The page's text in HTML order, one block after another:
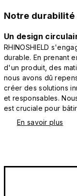
Notre durabilité
Un design
RHINOSHIELD
durable. En prenant
d'un produit, des
nous avons dû
créer des solutions
et responsables.
est cruciale pour
En savoir plus